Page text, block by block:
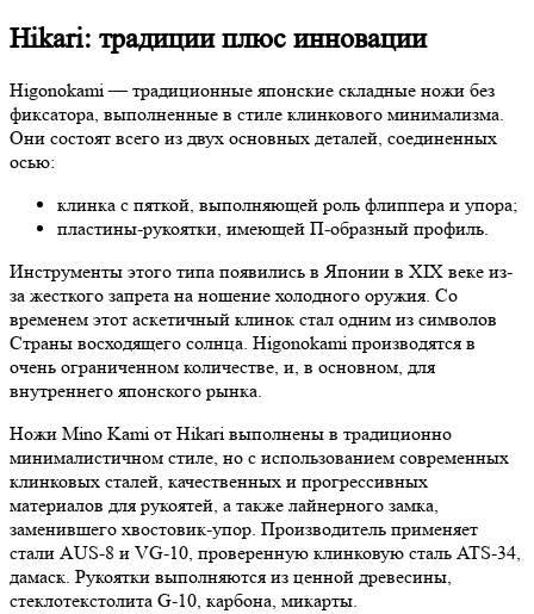
Hikari: традиции плюс инновации
Higonokami — традиционные японские складные ножи без
фиксатора, выполненные в стиле клинкового минимализма.
Они состоят всего из двух основных деталей, соединенных
осью:
клинка с пяткой, выполняющей роль флиппера и упора;
пластины-рукоятки, имеющей П-образный профиль.
Инструменты этого типа появились в Японии в XIX веке из-
за жесткого запрета на ношение холодного оружия. Со
временем этот аскетичный клинок стал одним из символов
Страны восходящего солнца. Higonokami производятся в
очень ограниченном количестве, и, в основном, для
внутреннего японского рынка.
Ножи Mino Kami от Hikari выполнены в традиционно
минималистичном стиле, но с использованием современных
клинковых сталей, качественных и прогрессивных
материалов для рукоятей, а также лайнерного замка,
заменившего хвостовик-упор. Производитель применяет
стали AUS-8 и VG-10, проверенную клинковую сталь ATS-34,
дамаск. Рукоятки выполняются из ценной древесины,
стеклотекстолита G-10, карбона, микарты.